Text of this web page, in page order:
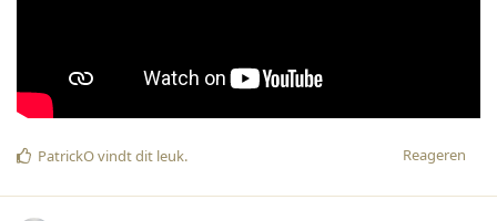
Reageren
PatrickOvindt dit leuk.